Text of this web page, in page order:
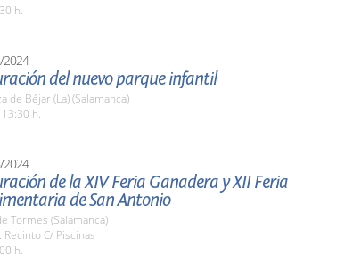
h.
2024
del nuevo parque infantil
de Béjar (La) (Salamanca)
h.
2024
de la XIV Feria Ganadera y XII Feria
de San Antonio
Tormes (Salamanca)
Recinto C/ Piscinas
h.